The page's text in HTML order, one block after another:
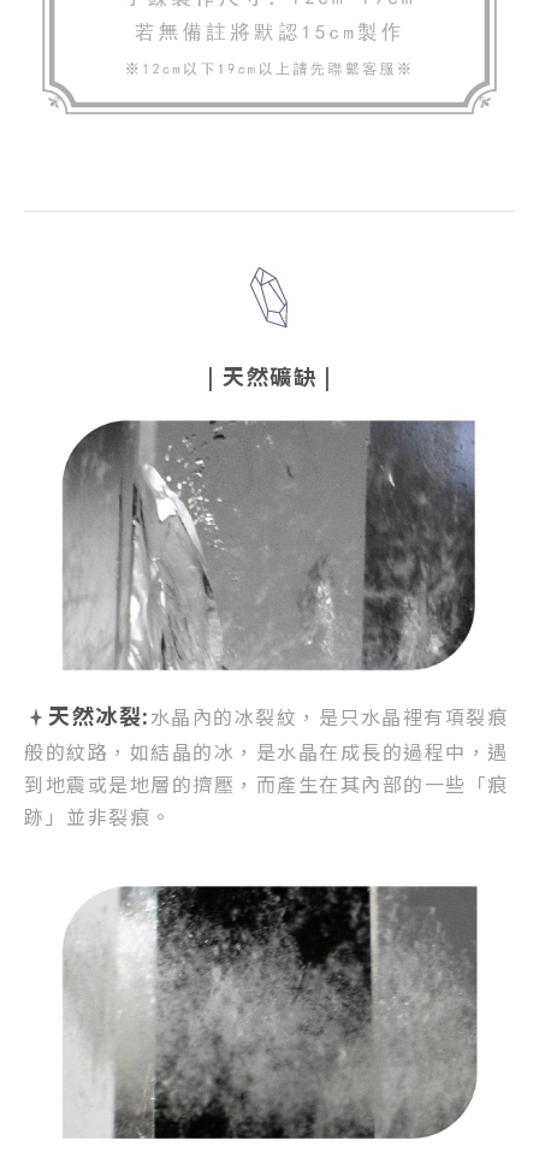
| 天然礦缺 |
天然冰裂:水晶內的冰裂紋， 是只水晶裡有項裂痕
般的紋路， 如結晶的冰，是水晶在成長的過程中， 遇
到地震或是地層的擠壓， 而產生在其內部的一些「痕
跡」並非裂痕。